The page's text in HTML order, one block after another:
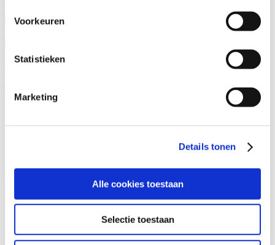
Voorkeuren
Statistieken
Marketing
Details tonen
Alle cookies toestaan
Selectie toestaan
Waar ken je ons van?
Waarom contact
deze cursus
Bericht